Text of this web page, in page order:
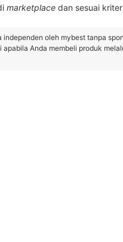
marketplace dan sesuai
oleh mybest tanpa
Anda membeli produk